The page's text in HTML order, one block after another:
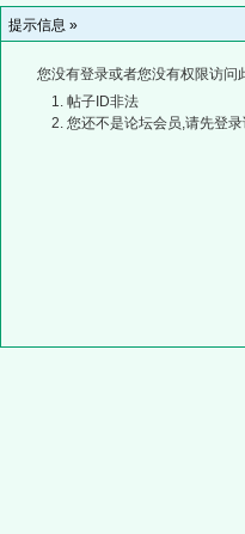
提示信息 »
您没有登录或者您没有权限访问
帖子ID非法
您还不是论坛会员,请先登